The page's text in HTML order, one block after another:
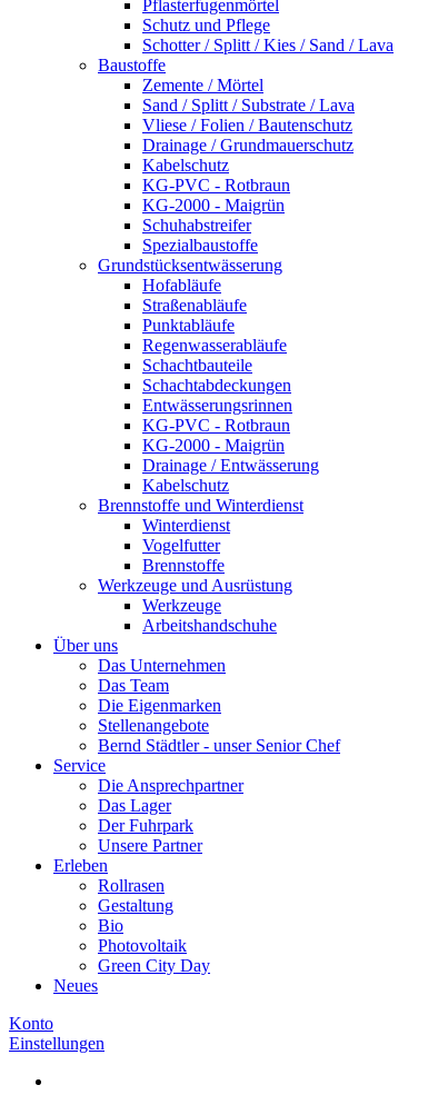
Pflasterfugenmörtel
Schutz und Pflege
Schotter / Splitt / Kies / Sand / Lava
Baustoffe
Zemente / Mörtel
Sand / Splitt / Substrate / Lava
Vliese / Folien / Bautenschutz
Drainage / Grundmauerschutz
Kabelschutz
KG-PVC - Rotbraun
KG-2000 - Maigrün
Schuhabstreifer
Spezialbaustoffe
Grundstücksentwässerung
Hofabläufe
Straßenabläufe
Punktabläufe
Regenwasserabläufe
Schachtbauteile
Schachtabdeckungen
Entwässerungsrinnen
KG-PVC - Rotbraun
KG-2000 - Maigrün
Drainage / Entwässerung
Kabelschutz
Brennstoffe und Winterdienst
Winterdienst
Vogelfutter
Brennstoffe
Werkzeuge und Ausrüstung
Werkzeuge
Arbeitshandschuhe
Über uns
Das Unternehmen
Das Team
Die Eigenmarken
Stellenangebote
Bernd Städtler - unser Senior Chef
Service
Die Ansprechpartner
Das Lager
Der Fuhrpark
Unsere Partner
Erleben
Rollrasen
Gestaltung
Bio
Photovoltaik
Green City Day
Neues
Konto
Einstellungen